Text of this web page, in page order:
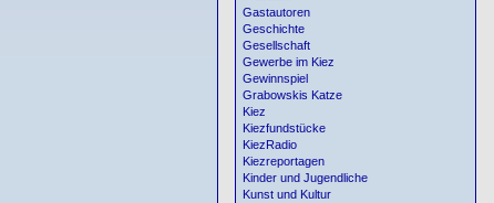
Gastautoren
Geschichte
Gesellschaft
Gewerbe im Kiez
Gewinnspiel
Grabowskis Katze
Kiez
Kiezfundstücke
KiezRadio
Kiezreportagen
Kinder und Jugendliche
Kunst und Kultur